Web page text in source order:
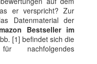
er verspricht? Zur
Datenmaterial der
Bestseller im
[1] befindet sich die
nachfolgendes